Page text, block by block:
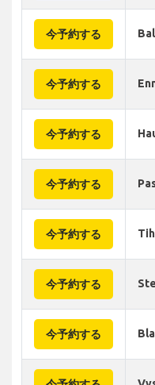
今予約する
今予約する
今予約する
今予約する
今予約する
今予約する
今予約する